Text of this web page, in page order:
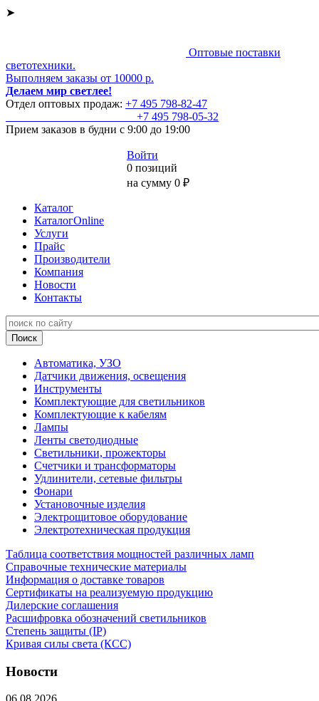
➤
Оптовые поставки
светотехники.
Выполняем заказы от 10000 р.
Делаем мир светлее!
Отдел оптовых продаж: +7 495 798-82-47
+7 495 798-05-32
Прием заказов в будни с 9:00 до 19:00
Войти
0 позиций
на сумму 0 ₽
Каталог
КаталогOnline
Услуги
Прайс
Производители
Компания
Новости
Контакты
Автоматика, УЗО
Датчики движения, освещения
Инструменты
Комплектующие для светильников
Комплектующие к кабелям
Лампы
Ленты светодиодные
Светильники, прожекторы
Счетчики и трансформаторы
Удлинители, сетевые фильтры
Фонари
Установочные изделия
Электрощитовое оборудование
Электротехническая продукция
Таблица соответствия мощностей различных ламп
Справочные технические материалы
Информация о доставке товаров
Сертификаты на реализуемую продукцию
Дилерские соглашения
Расшифровка обозначений светильников
Степень защиты (IP)
Кривая силы света (КСС)
Новости